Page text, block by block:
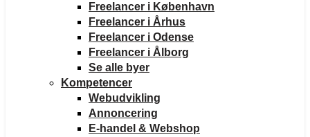
Freelancer i København
Freelancer i Århus
Freelancer i Odense
Freelancer i Ålborg
Se alle byer
Kompetencer
Webudvikling
Annoncering
E-handel & Webshop